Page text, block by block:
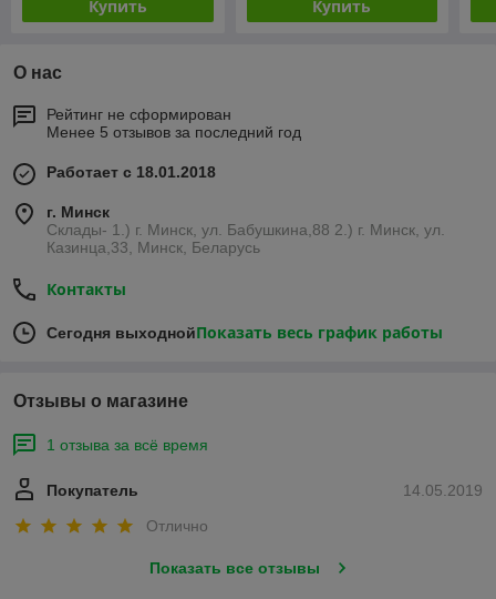
Купить Купить
О нас
Рейтинг не сформирован
Менее 5 отзывов за последний год
Работает с 18.01.2018
г. Минск
Склады- 1.) г. Минск, ул. Бабушкина,88 2.) г. Минск, ул.
Казинца,33, Минск, Беларусь
Контакты
Сегодня выходнойПоказать весь график работы
Отзывы о магазине
1 отзыва за всё время
14.05.2019
Покупатель
Отлично
Показать все отзывы